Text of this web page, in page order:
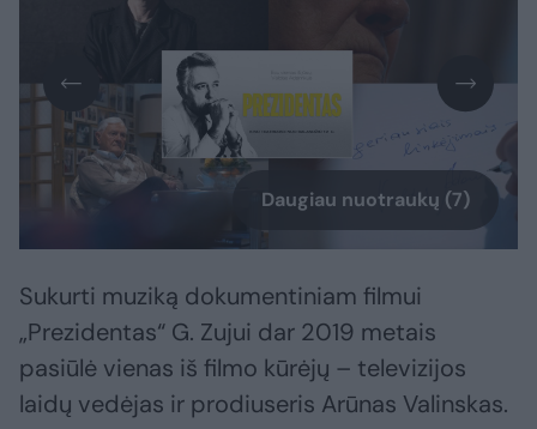
Daugiau nuotraukų (7)
Sukurti muziką dokumentiniam filmui
„Prezidentas“ G. Zujui dar 2019 metais
pasiūlė vienas iš filmo kūrėjų – televizijos
laidų vedėjas ir prodiuseris Arūnas Valinskas.